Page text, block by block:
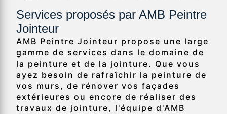
Services proposés par AMB Peintre
Jointeur
AMB Peintre Jointeur propose une large
gamme de services dans le domaine de
la peinture et de la jointure. Que vous
ayez besoin de rafraîchir la peinture de
vos murs, de rénover vos façades
extérieures ou encore de réaliser des
travaux de jointure, l'équipe d'AMB